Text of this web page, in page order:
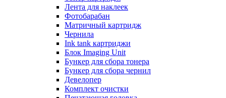
Лента для наклеек
Фотобарабан
Матричный картридж
Чернила
Ink tank картриджи
Блок Imaging Unit
Бункер для сбора тонера
Бункер для сбора чернил
Девелопер
Комплект очистки